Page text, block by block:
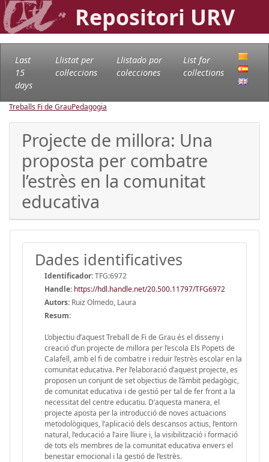
Repositori URV
Last
15
days
Llistat per
col·leccions
Llistado por
colecciones
List for
collections
Treballs Fi de GrauPedagogia
Projecte de millora: Una
proposta per combatre
l’estrès en la comunitat
educativa
Dades identificatives
Identificador:TFG:6972
Handle: https://hdl.handle.net/20.500.11797/TFG6972
Autors: Ruiz Olmedo, Laura
Resum:
L’objectiu d’aquest Treball de Fi de Grau és el disseny i
creació d’un projecte de millora per l’escola Els Popets de
Calafell, amb el fi de combatre i reduir l’estrès escolar en la
comunitat educativa. Per l’elaboració d’aquest projecte, es
proposen un conjunt de set objectius de l’àmbit pedagògic,
de comunitat educativa i de gestió per tal de fer front a la
necessitat del centre educatiu. D’aquesta manera, el
projecte aposta per la introducció de noves actuacions
metodològiques, l’aplicació dels descansos actius, l’entorn
natural, l’educació a l’aire lliure i, la visibilització i formació
de tots els membres de la comunitat educativa envers el
benestar emocional i la gestió de l’estrès.